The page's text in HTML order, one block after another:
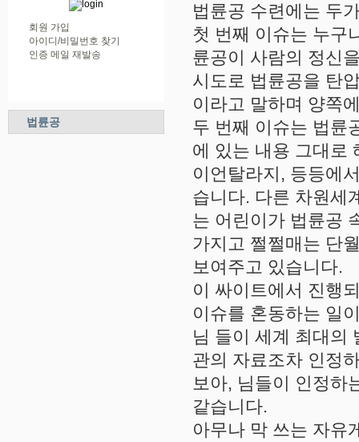
회원 가입
아이디/비밀번호 찾기
인증 메일 재발송
법륜공
법륜공 수련에는 두
첫 번째 이슈는 누구
륜공이 사람의 정신
시도로 법륜공을 탄
이라고 말하며 양쪽
두 번째 이슈는 법륜
에 있는 내용 그대로
이언탈라지, 등등에
습니다. 다른 차원세
는 어린이가 법륜공
가지고 쩔쩔매는 단
보여주고 있습니다.
이 싸이트에서 진행
이슈를 혼동하는 일
님 들이 세계 최대의
관의 자료조차 인정
보아, 님들이 인정하
같습니다.
아무나 막 쓰는 자유